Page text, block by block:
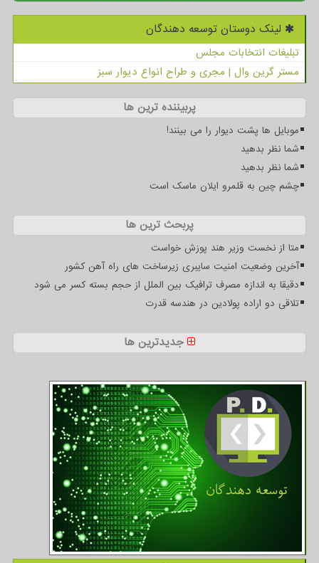
لینک دوستان توسعه دهندگان
تبلیغات انتخابات مجلس
مستر گرین وال | مجری و طراح انواع دیوار سبز
پربیننده ترین ها
موبایل ها پشت دیوار را می بینند!
شما نظر بدهید
شما نظر بدهید
چشم چین به قلمرو ایلان ماسک است
پربحث ترین ها
متا از نخست وزیر هند پوزش خواست
آخرین وضعیت امنیت سایبری زیرساخت های راه آهن کشور
دقیقا به اندازه مصرف ترافیک بین الملل از حجم بسته کسر می شود
تلاقی دو اراده پولادین در هندسه قدرت
جدیدترین ها